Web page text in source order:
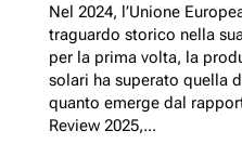
Nel 2024, l’Unione
traguardo storico nella
per la prima volta, la
solari ha superato quella
quanto emerge dal
Review 2025,...